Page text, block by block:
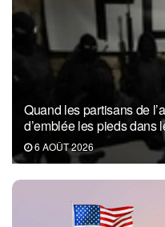
Quand les partisans de
d’emblée les pieds dans
6 AOÛT 2026